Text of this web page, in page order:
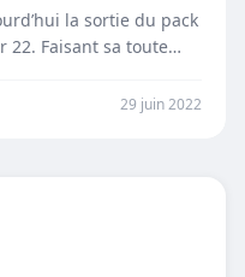
la sortie du pack
22. Faisant sa toute
29 juin 2022